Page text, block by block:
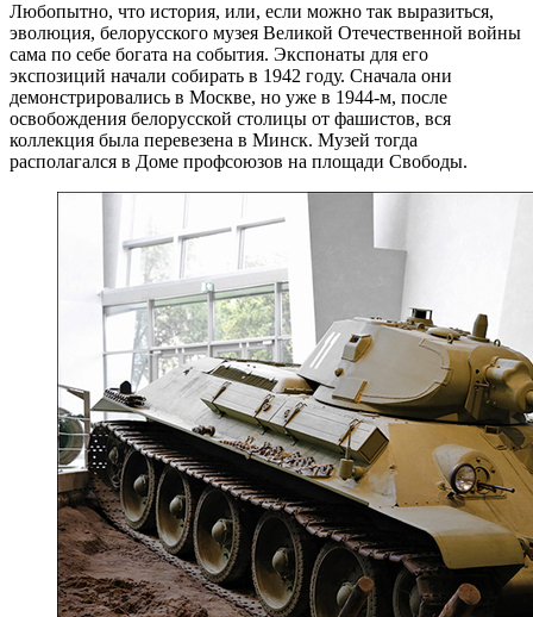
Любопытно, что история, или, если можно так выразиться,
эволюция, белорусского музея Великой Отечественной войны
сама по себе богата на события. Экспонаты для его
экспозиций начали собирать в 1942 году. Сначала они
демонстрировались в Москве, но уже в 1944-м, после
освобождения белорусской столицы от фашистов, вся
коллекция была перевезена в Минск. Музей тогда
располагался в Доме профсоюзов на площади Свободы.